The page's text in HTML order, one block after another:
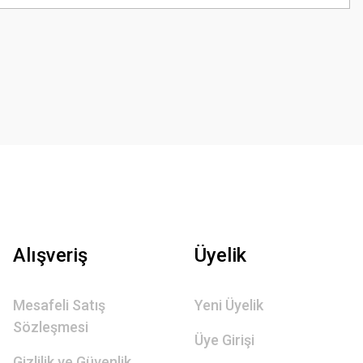
Alışveriş
Mesafeli Satış
Sözleşmesi
Üyelik
Yeni Üyelik
Üye Girişi